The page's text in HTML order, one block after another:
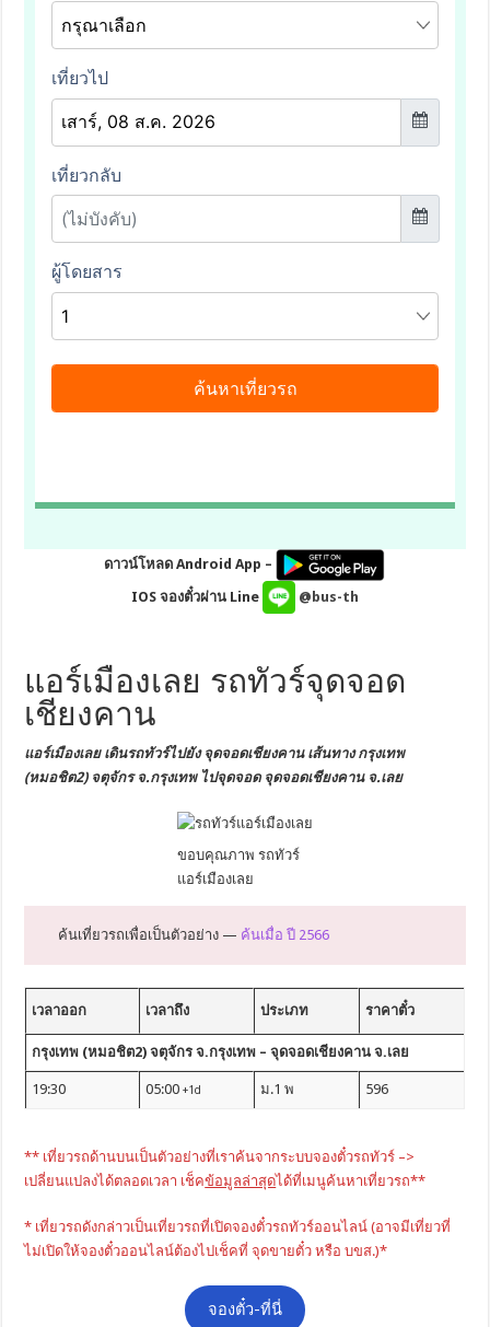
ดาวน์โหลด Android App –
IOS จองตั๋วผ่าน Line
@bus-th
แอร์เมืองเลย รถทัวร์จุดจอด
เชียงคาน
แอร์เมืองเลย เดินรถทัวร์ไปยัง จุดจอดเชียงคานเส้นทาง กรุงเทพ
(หมอชิต2) จตุจักร จ.กรุงเทพ ไปจุดจอด จุดจอดเชียงคาน จ.เลย
ขอบคุณภาพ รถทัวร์
แอร์เมืองเลย
ค้นเที่ยวรถเพื่อเป็นตัวอย่าง — ค้นเมื่อ ปี 2566
เวลาออก เวลาถึง ประเภท ราคาตั๋ว
กรุงเทพ (หมอชิต2) จตุจักร จ.กรุงเทพ – จุดจอดเชียงคาน จ.เลย
19:30 05:00+1d ม.1 พ 596
** เที่ยวรถด้านบนเป็นตัวอย่างที่เราค้นจากระบบจองตั๋วรถทัวร์ –>
เปลี่ยนแปลงได้ตลอดเวลา เช็คข้อมูลล่าสุดได้ที่เมนูค้นหาเที่ยวรถ**
* เที่ยวรถดังกล่าวเป็นเที่ยวรถที่เปิดจองตั๋วรถทัวร์ออนไลน์ (อาจมีเที่ยวที่
ไม่เปิดให้จองตั๋วออนไลน์ต้องไปเช็คที่ จุดขายตั๋ว หรือ บขส.)*
จองตั๋ว-ที่นี่